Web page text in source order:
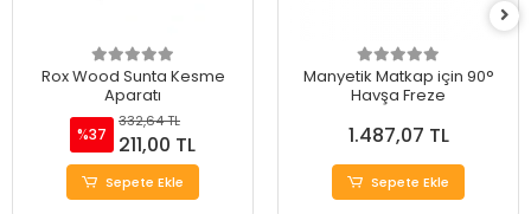
Rox Wood Sunta Kesme
Aparatı
%37
332,64 TL
211,00 TL
Sepete Ekle
Manyetik Matkap için 90°
Havşa Freze
1.487,07 TL
Sepete Ekle